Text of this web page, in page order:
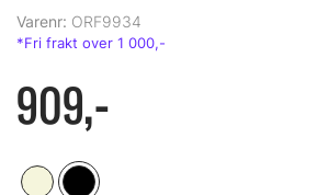
Varenr: ORF9934
909,-